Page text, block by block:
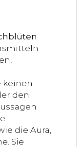
keinen
den
die Aura,
Sie